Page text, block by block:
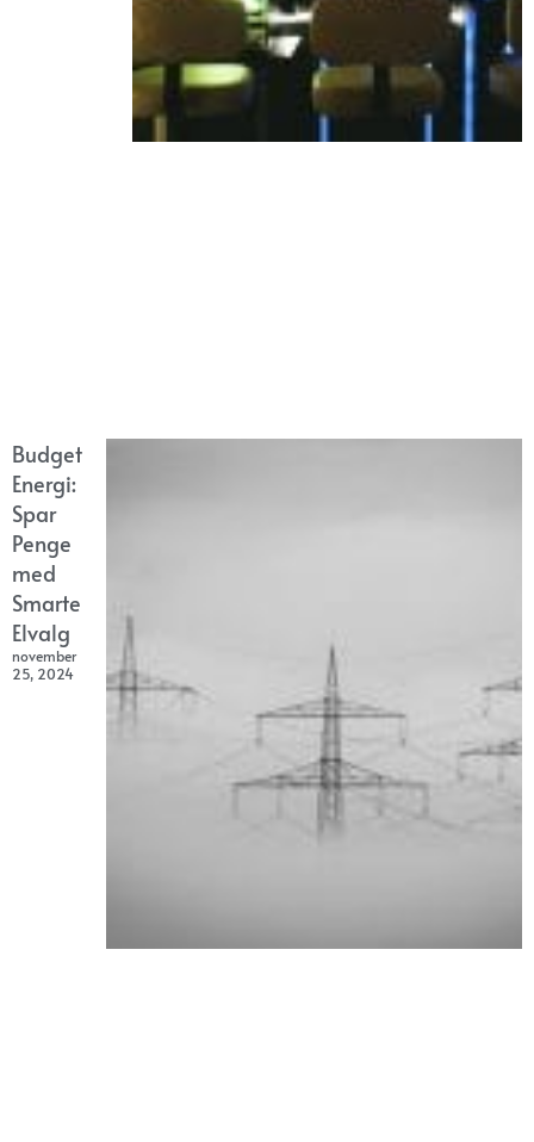
Budget
Energi:
Spar
Penge
med
Smarte
Elvalg
november
25, 2024